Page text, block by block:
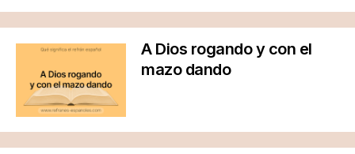
A Dios rogando y con el
mazo dando